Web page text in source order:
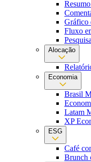
Gráfico
Fluxo
Alocação
Economia
Brasil
Latam
XP
ESG
Café
Brunch